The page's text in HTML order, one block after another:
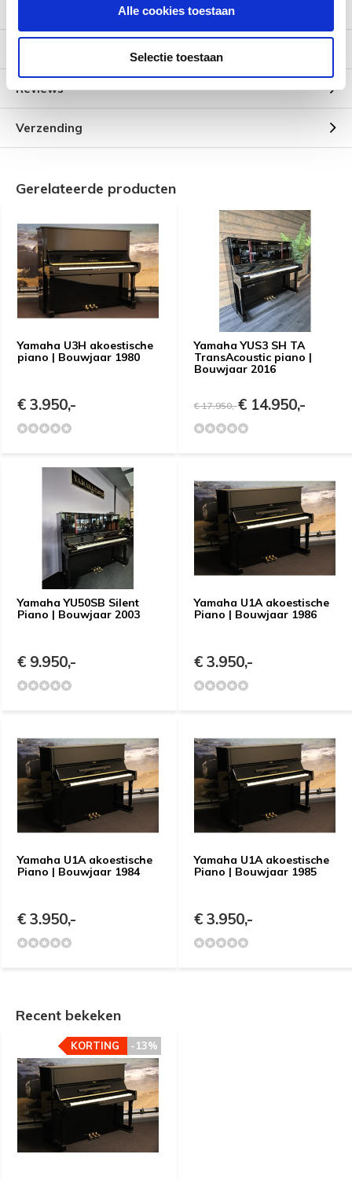
Alle cookies toestaan
Selectie toestaan
Reviews
Verzending
Gerelateerde producten
Yamaha U3H akoestische
piano | Bouwjaar 1980
€ 3.950,-
Yamaha YUS3 SH TA
TransAcoustic piano |
Bouwjaar 2016
€ 17.950,-€ 14.950,-
Yamaha YU50SB Silent
Piano | Bouwjaar 2003
€ 9.950,-
Yamaha U1A akoestische
Piano | Bouwjaar 1986
€ 3.950,-
Yamaha U1A akoestische
Piano | Bouwjaar 1984
€ 3.950,-
Yamaha U1A akoestische
Piano | Bouwjaar 1985
€ 3.950,-
Recent bekeken
-13%
KORTING